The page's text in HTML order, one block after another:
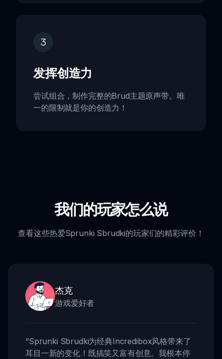
3
发挥创造力
尝试组合，制作完整的Brud主题原声带。唯
一的限制就是你的创造力！
我们的玩家怎么说
查看这些热爱Sprunki Sbrudki的玩家们的精彩评价！
杰克
游戏爱好者
“Sprunki Sbrudki为经典Incredibox风格带来了
耳目一新的变化！既搞笑又富有创意。我根本停